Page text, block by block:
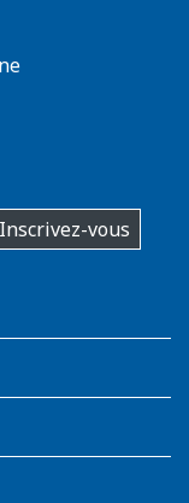
Inscrivez-vous